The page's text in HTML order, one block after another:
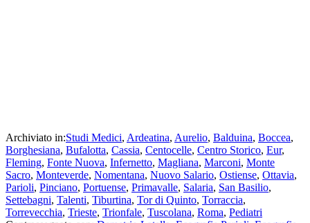
Archiviato in:Studi Medici, Ardeatina, Aurelio, Balduina, Boccea,
Borghesiana, Bufalotta, Cassia, Centocelle, Centro Storico, Eur,
Fleming, Fonte Nuova, Infernetto, Magliana, Marconi, Monte
Sacro, Monteverde, Nomentana, Nuovo Salario, Ostiense, Ottavia,
Parioli, Pinciano, Portuense, Primavalle, Salaria, San Basilio,
Settebagni, Talenti, Tiburtina, Tor di Quinto, Torraccia,
Torrevecchia, Trieste, Trionfale, Tuscolana, Roma, Pediatri